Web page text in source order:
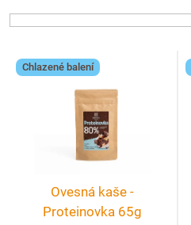
n
í
V Chlazené balení
Ovesná kaše -
Proteinovka 65g